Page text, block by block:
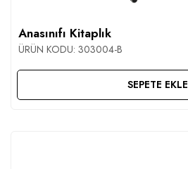
Anasınıfı Kitaplık
ÜRÜN KODU: 303004-B
SEPETE EKLE